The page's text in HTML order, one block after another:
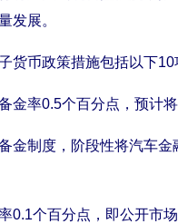
发展。
币政策措施包括以下10
率0.5个百分点，预计将
制度，阶段性将汽车金
个百分点，即公开市场